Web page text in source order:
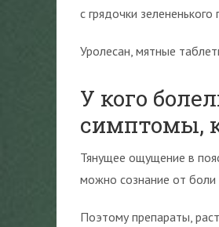
с грядочки зелененького
Уролесан, мятные
У кого
симптомы,
Тянущее ощущение в
можно сознание от боли
Поэтому препараты,